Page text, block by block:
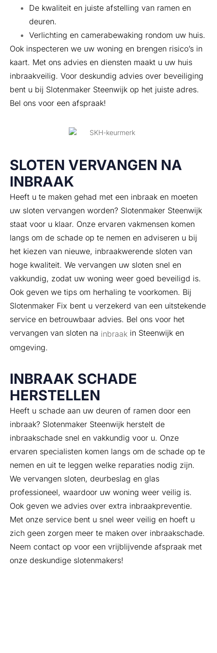
De kwaliteit en juiste afstelling van ramen en
deuren.
Verlichting en camerabewaking rondom uw huis.
Ook inspecteren we uw woning en brengen risico’s in
kaart. Met ons advies en diensten maakt u uw huis
inbraakveilig. Voor deskundig advies over beveiliging
bent u bij Slotenmaker Steenwijk op het juiste adres.
Bel ons voor een afspraak!
SLOTEN VERVANGEN NA
INBRAAK
Heeft u te maken gehad met een inbraak en moeten
uw sloten vervangen worden? Slotenmaker Steenwijk
staat voor u klaar. Onze ervaren vakmensen komen
langs om de schade op te nemen en adviseren u bij
het kiezen van nieuwe, inbraakwerende sloten van
hoge kwaliteit. We vervangen uw sloten snel en
vakkundig, zodat uw woning weer goed beveiligd is.
Ook geven we tips om herhaling te voorkomen. Bij
Slotenmaker Fix bent u verzekerd van een uitstekende
service en betrouwbaar advies. Bel ons voor het
vervangen van sloten na inbraak in Steenwijk en
omgeving.
INBRAAK SCHADE
HERSTELLEN
Heeft u schade aan uw deuren of ramen door een
inbraak? Slotenmaker Steenwijk herstelt de
inbraakschade snel en vakkundig voor u. Onze
ervaren specialisten komen langs om de schade op te
nemen en uit te leggen welke reparaties nodig zijn.
We vervangen sloten, deurbeslag en glas
professioneel, waardoor uw woning weer veilig is.
Ook geven we advies over extra inbraakpreventie.
Met onze service bent u snel weer veilig en hoeft u
zich geen zorgen meer te maken over inbraakschade.
Neem contact op voor een vrijblijvende afspraak met
onze deskundige slotenmakers!